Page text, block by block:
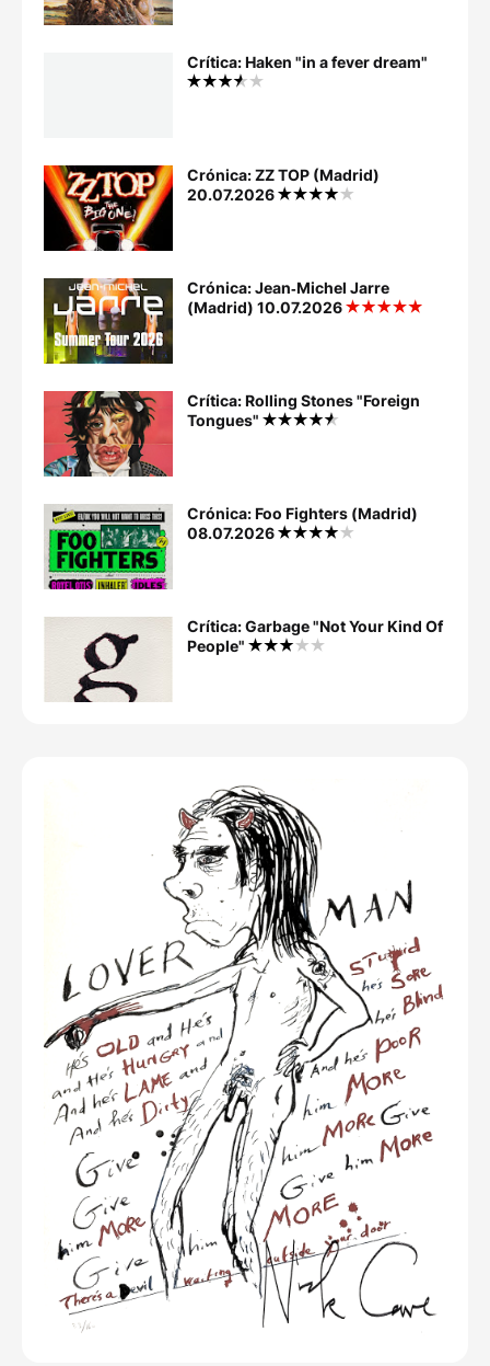
Crítica: Haken "in a fever dream"
Crónica: ZZ TOP (Madrid)
20.07.2026
Crónica: Jean‐Michel Jarre
(Madrid) 10.07.2026
Crítica: Rolling Stones "Foreign
Tongues"
Crónica: Foo Fighters (Madrid)
08.07.2026
Crítica: Garbage "Not Your Kind Of
People"